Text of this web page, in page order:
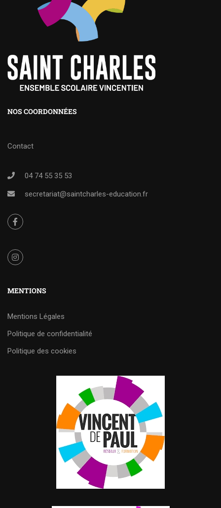
NOS COORDONNÉES
Contact
04 74 55 35 53
secretariat@saintcharles-education.fr
MENTIONS
Mentions Légales
Politique de confidentialité
Politique des cookies